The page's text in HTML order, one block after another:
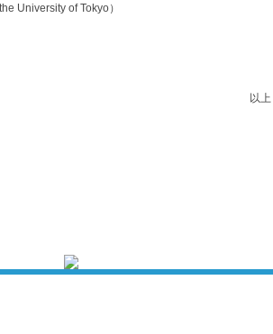
University of Tokyo）